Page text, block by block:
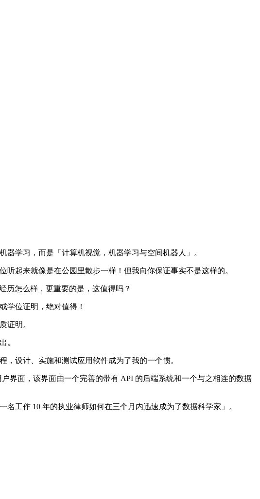
学习，而是「计算机视觉，机器学习与空间机器人」。
来就像是在公园里散步一样！但我向你保证事实不是这样的。
怎么样，更重要的是，这值得吗？
位证明，绝对值得！
证明。
。
设计、实施和测试应用软件成为了我的一个惯。
面，该界面由一个完善的带有 API 的后端系统和一个与之相连的数据
工作 10 年的执业律师如何在三个月内迅速成为了数据科学家」。